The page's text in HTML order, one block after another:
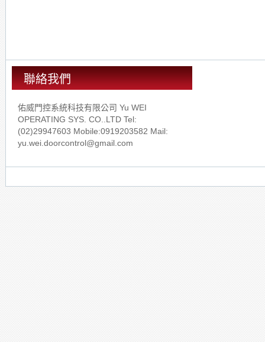
聯絡我們
佑威門控系統科技有限公司 Yu WEI
OPERATING SYS. CO..LTD Tel:
(02)29947603 Mobile:0919203582 Mail:
yu.wei.doorcontrol@gmail.com